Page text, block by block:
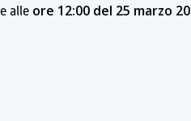
alle ore 12:00 del 25 marzo